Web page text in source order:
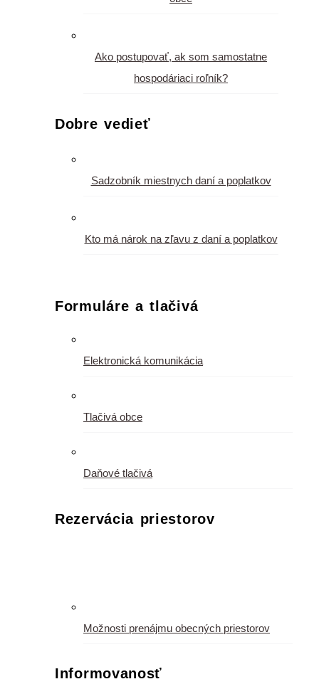
Ako postupovať, ak som samostatne
hospodáriaci roľník?
Dobre vedieť
Sadzobník miestnych daní a poplatkov
Kto má nárok na zľavu z daní a poplatkov
Formuláre a tlačivá
Elektronická komunikácia
Tlačivá obce
Daňové tlačivá
Rezervácia priestorov
Možnosti prenájmu obecných priestorov
Informovanosť